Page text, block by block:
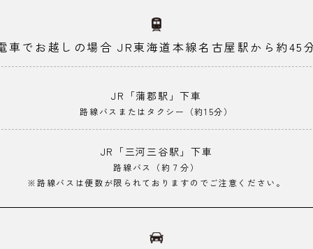
車でお越しの場合JR東海道本線名古屋駅から約45
JR「蒲郡駅」下車
路線バスまたはタクシー（約15分）
JR「三河三谷駅」下車
路線バス（約７分）
※路線バスは便数が限られておりますのでご注意ください。